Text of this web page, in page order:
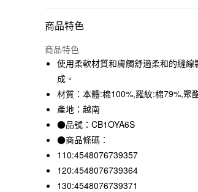
付款方式
信用卡一次付款
信用卡分期付款
3 期 0 利率 每期NT$96
合作金庫商業銀行
華南商業銀行
上海商業儲蓄銀行
國泰世華商業銀行
臺灣中小企業銀行
匯豐（台灣）商業銀行
聯邦商業銀行
超商取貨付款
LINE Pay
Apple Pay
街口支付
商品特色
商品特色
使用柔軟材質和膚觸舒適柔和的縫
成。
材質：本體:棉100%,羅紋:棉79%,聚
產地：越南
●品號：CB1OYA6S
●商品條碼：
110:4548076739357
120:4548076739364
130:4548076739371